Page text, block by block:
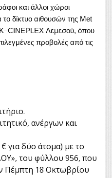
και άλλοι χώροι
δίκτυο αιθουσών της Met
Λεμεσού, όπου
προβολές από τις
ανέργων και
για δύο άτομα) με το
του φύλλου 956, που
Πέμπτη 18 Οκτωβρίου